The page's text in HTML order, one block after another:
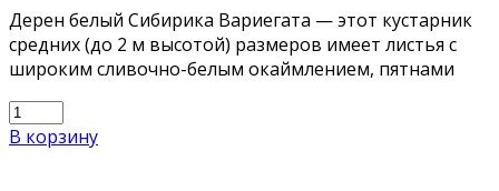
Дерен белый Сибирика Вариегата — этот кустарник
средних (до 2 м высотой) размеров имеет листья с
широким сливочно-белым окаймлением, пятнами
В корзину